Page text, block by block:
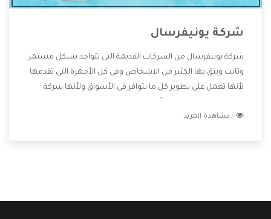
شركة يونيفرسال
شركة يونيفرسال من الشركات القديمة التى تتواجد بشكل مستمر
وثابت ويثق بها الكثير من الاشخاص وفى كل الأجهزة التى تقدمها
لأنها تعمل على تطوير كل ما يتوافر فى الأسواق ولأنها شركة
وتقدم للعملاء أقوى العروض والخصومات التى تسهل على
مشاهدة المزيد